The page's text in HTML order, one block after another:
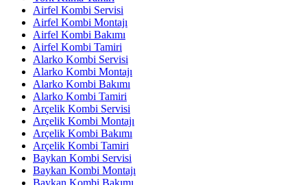
Airfel Kombi Servisi
Airfel Kombi Montajı
Airfel Kombi Bakımı
Airfel Kombi Tamiri
Alarko Kombi Servisi
Alarko Kombi Montajı
Alarko Kombi Bakımı
Alarko Kombi Tamiri
Arçelik Kombi Servisi
Arçelik Kombi Montajı
Arçelik Kombi Bakımı
Arçelik Kombi Tamiri
Baykan Kombi Servisi
Baykan Kombi Montajı